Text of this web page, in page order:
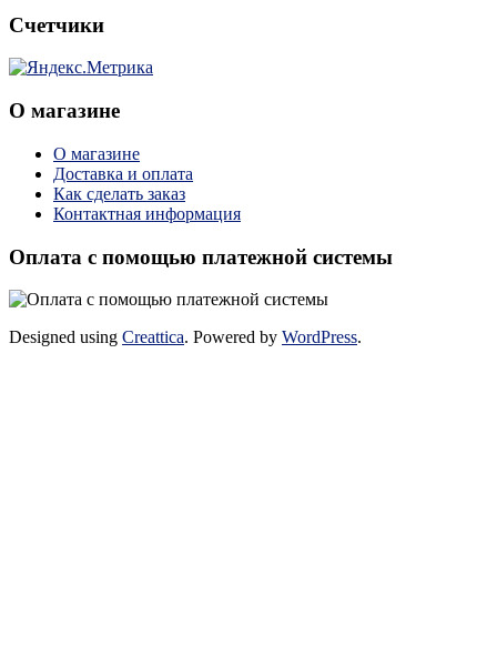
Счетчики
О магазине
О магазине
Доставка и оплата
Как сделать заказ
Контактная информация
Оплата с помощью платежной системы
Designed using Creattica. Powered by WordPress.